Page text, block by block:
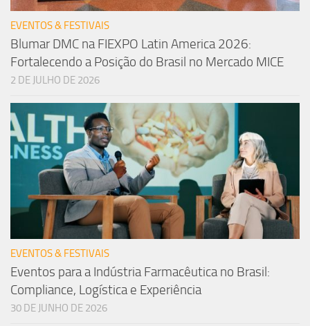
EVENTOS & FESTIVAIS
Blumar DMC na FIEXPO Latin America 2026:
Fortalecendo a Posição do Brasil no Mercado MICE
2 DE JULHO DE 2026
EVENTOS & FESTIVAIS
Eventos para a Indústria Farmacêutica no Brasil:
Compliance, Logística e Experiência
30 DE JUNHO DE 2026